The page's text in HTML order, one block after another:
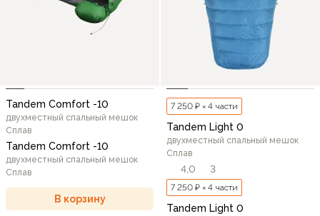
Tandem Comfort -10
двухместный спальный мешок
Сплав
Tandem Comfort -10
двухместный спальный мешок
Сплав
В корзину
7 250 ₽ × 4 части
Tandem Light 0
двухместный спальный мешок
Сплав
4,0 3
7 250 ₽ × 4 части
Tandem Light 0